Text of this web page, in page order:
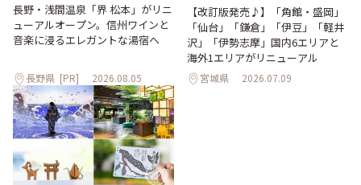
長野・浅間温泉「界 松本」がリニ
ューアルオープン。信州ワインと
音楽に浸るエレガントな湯宿へ
長野県 [PR] 2026.08.05
【改訂版発売♪】「角館・盛岡」
「仙台」「鎌倉」「伊豆」「軽井
沢」「伊勢志摩」国内6エリアと
海外1エリアがリニューアル
宮城県 2026.07.09